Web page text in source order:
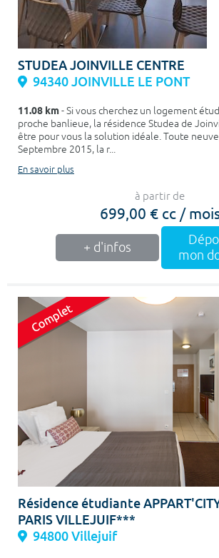
STUDEA JOINVILLE CENTRE
94340 JOINVILLE LE PONT
11.08 km- Si vous cherchez un logement
proche banlieue, la résidence Studea de
être pour vous la solution idéale. Toute
Septembre 2015, la r...
En savoir plus
à partir de
699,00 € cc /
+ d'infos
mon
Résidence étudiante
PARIS VILLEJUIF***
94800 Villejuif